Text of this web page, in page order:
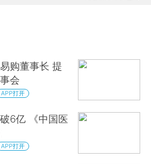
购董事长 提
会
APP打开
6亿 《中国医
APP打开